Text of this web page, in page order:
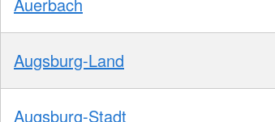
Augsburg-Land
Augsburg-Stadt